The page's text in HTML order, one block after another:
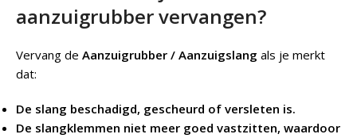
aanzuigrubber vervangen?
Vervang de Aanzuigrubber / Aanzuigslang als je merkt
dat:
De slang beschadigd, gescheurd of versleten is.
De slangklemmen niet meer goed vastzitten, waardoor